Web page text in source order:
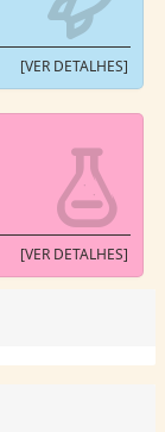
[VER DETALHES]
[VER DETALHES]